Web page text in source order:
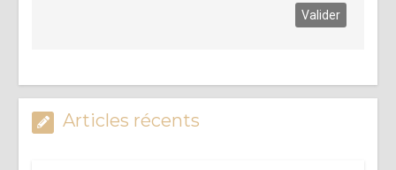
Articles récents